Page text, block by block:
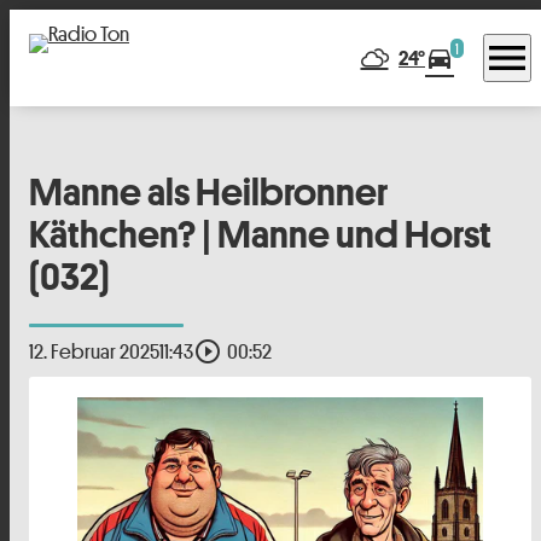
24°directions_car1 menu
Manne als Heilbronner
Käthchen? | Manne und Horst
(032)
12. Februar 202511:43play_circle_outline 00:52